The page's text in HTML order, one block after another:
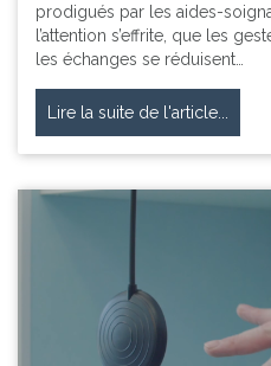
prodigués par les aides-
l’attention s’effrite, que les
les échanges se réduisent…
Lire la suite de l'article...